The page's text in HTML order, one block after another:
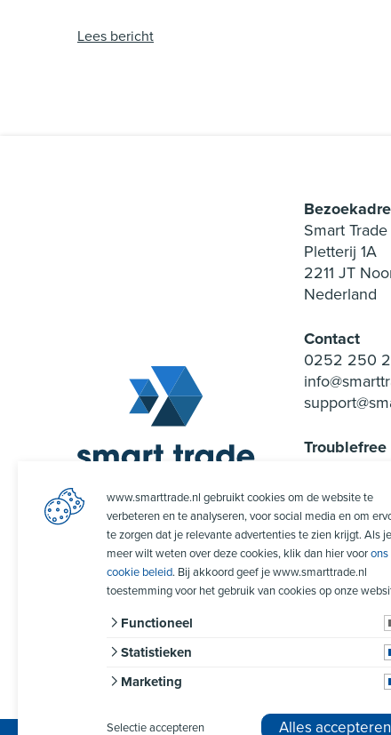
Lees bericht
Smart Trade
Pletterij 1A
2211 JT
Nederland
Contact
0252 250
Troublefree
Algemene
www.smarttrade.nl gebruikt cookies om de website te
verbeteren en te analyseren, voor social media en om
te zorgen dat je relevante advertenties te zien krijgt. Als je
meer wilt weten over deze cookies, klik dan hier voorons
cookie beleid. Bij akkoord geef je www.smarttrade.nl
toestemming voor het gebruik van cookies op onze
Functioneel
Statistieken
Marketing
Selectie accepteren Alles accepteren